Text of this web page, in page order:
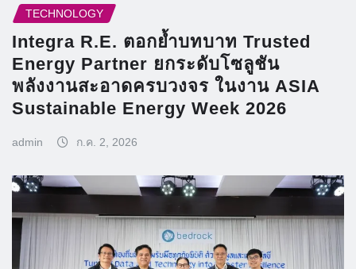
TECHNOLOGY
Integra R.E. ตอกย้ำบทบาท Trusted
Energy Partner ยกระดับโซลูชัน
พลังงานสะอาดครบวงจร ในงาน ASIA
Sustainable Energy Week 2026
admin ก.ค. 2, 2026